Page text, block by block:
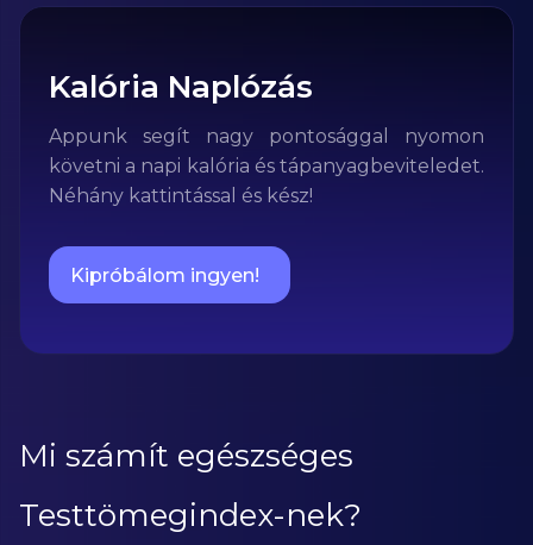
Kalória Naplózás
Appunk segít nagy pontosággal nyomon
követni a napi kalória és tápanyagbeviteledet.
Néhány kattintással és kész!
Kipróbálom ingyen!
Mi számít egészséges
Testtömegindex-nek?